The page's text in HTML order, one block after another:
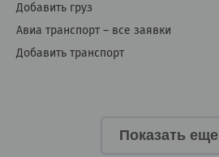
Добавить груз
Авиа транспорт – все заявки
Добавить транспорт
Показать еще